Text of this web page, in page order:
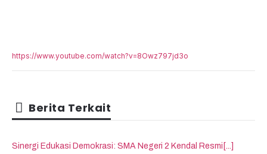
https://www.youtube.com/watch?v=8Owz797jd3o
Berita Terkait
Sinergi Edukasi Demokrasi: SMA Negeri 2 Kendal Resmi[...]